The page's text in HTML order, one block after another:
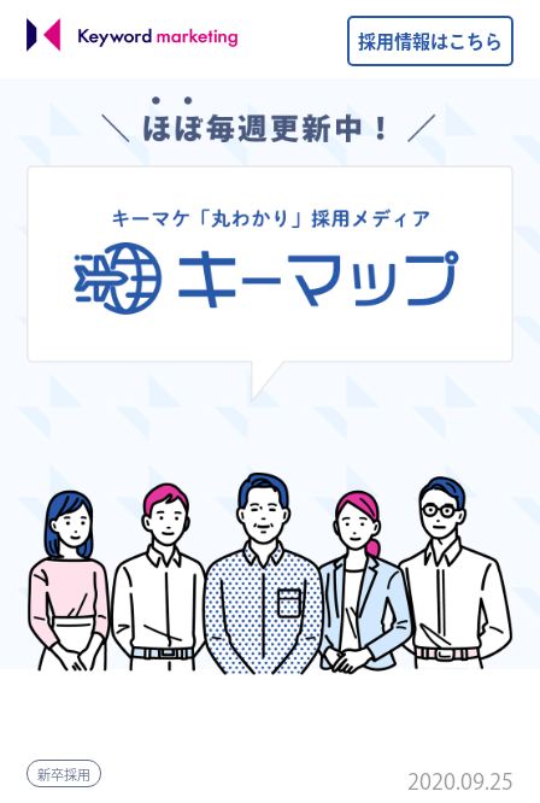
採用情報はこちら
新卒採用 2020.09.25